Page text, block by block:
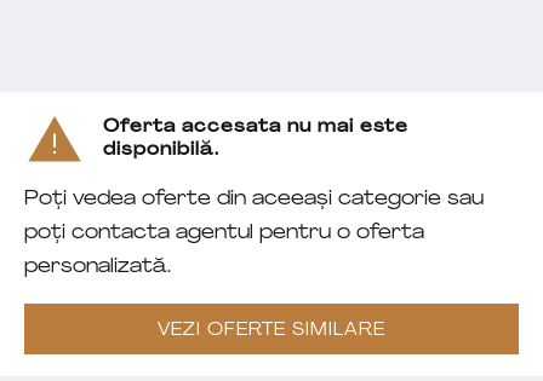
Oferta accesata nu mai este
disponibilă.
Poți vedea oferte din aceeași categorie sau
poți contacta agentul pentru o oferta
personalizată.
VEZI OFERTE SIMILARE